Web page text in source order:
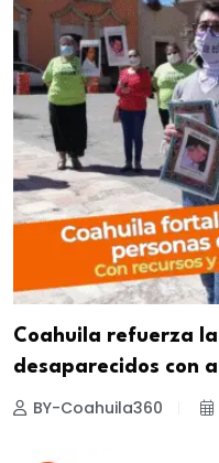
Coahuila refuerza
desaparecidos con
BY-Coahuila360